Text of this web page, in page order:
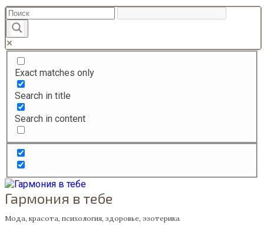
Перейти
к
содержанию
Exact matches only
Search in title
Search in content
Гармония в тебе
Мода, красота, психология, здоровье, эзотерика